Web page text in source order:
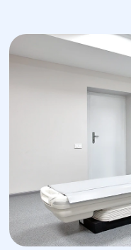
комфортно
Подходит
весом (до
Удобно